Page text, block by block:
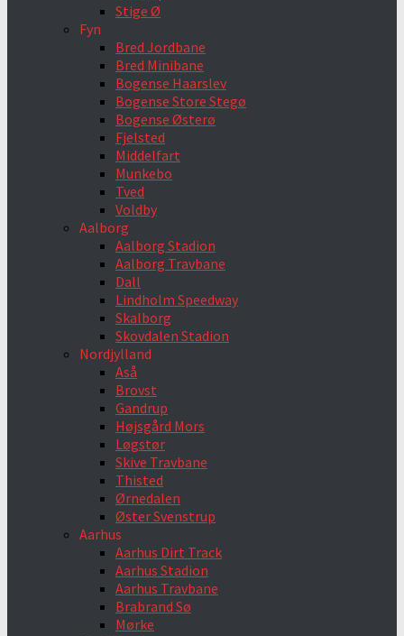
Stige Ø
Fyn
Bred Jordbane
Bred Minibane
Bogense Haarslev
Bogense Store Stegø
Bogense Østerø
Fjelsted
Middelfart
Munkebo
Tved
Voldby
Aalborg
Aalborg Stadion
Aalborg Travbane
Dall
Lindholm Speedway
Skalborg
Skovdalen Stadion
Nordjylland
Aså
Brovst
Gandrup
Højsgård Mors
Løgstør
Skive Travbane
Thisted
Ørnedalen
Øster Svenstrup
Aarhus
Aarhus Dirt Track
Aarhus Stadion
Aarhus Travbane
Brabrand Sø
Mørke